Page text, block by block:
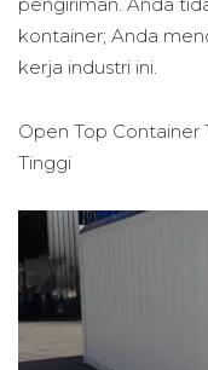
pengiriman. Anda
kontainer; Anda
kerja industri ini.
Open Top Container
Tinggi